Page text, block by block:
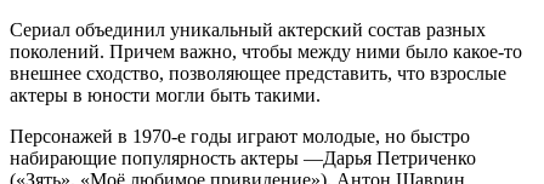
Сериал объединил уникальный актерский состав разных
поколений. Причем важно, чтобы между ними было какое-то
внешнее сходство, позволяющее представить, что взрослые
актеры в юности могли быть такими.
Персонажей в 1970-е годы играют молодые, но быстро
набирающие популярность актеры —Дарья Петриченко
(«Зять», «Моё любимое привидение»), Антон Шаврин